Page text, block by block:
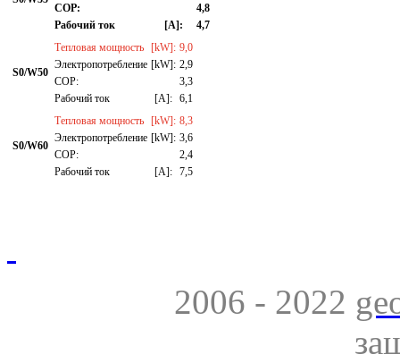
СОР:
4,8
Рабочий ток
[A]: 4,7
S0/W50
Тепловая мощность [kW]: 9,0
Электропотребление [kW]: 2,9
СОР:
3,3
Рабочий ток
[A]: 6,1
S0/W60
Тепловая мощность [kW]: 8,3
Электропотребление [kW]: 3,6
СОР:
2,4
Рабочий ток
[A]: 7,5
2006 - 2022